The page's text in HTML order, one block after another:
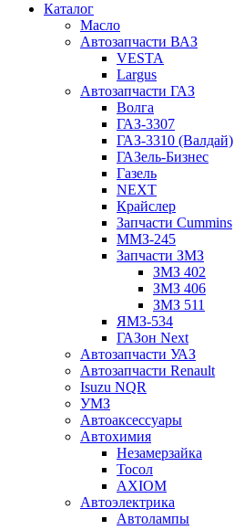
Каталог
Масло
Автозапчасти ВАЗ
VESTA
Largus
Автозапчасти ГАЗ
Волга
ГАЗ-3307
ГАЗ-3310 (Валдай)
ГАЗель-Бизнес
Газель
NEXT
Крайслер
Запчасти Cummins
ММЗ-245
Запчасти ЗМЗ
ЗМЗ 402
ЗМЗ 406
ЗМЗ 511
ЯМЗ-534
ГАЗон Next
Автозапчасти УАЗ
Автозапчасти Renault
Isuzu NQR
УМЗ
Автоаксессуары
Автохимия
Незамерзайка
Тосол
AXIOM
Автоэлектрика
Автолампы